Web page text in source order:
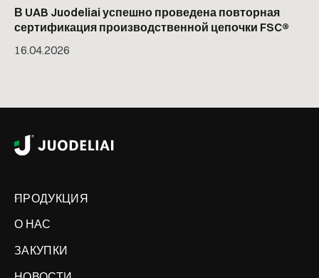
В UAB Juodeliai успешно проведена повторная
сертификация производственной цепочки FSC®
16.04.2026
ПРОДУКЦИЯ
О НАС
ЗАКУПКИ